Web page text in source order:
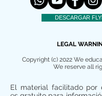
DESCARGAR
LEGAL
Copyright (c) 2022 We
We reserve all
El material facilitado por